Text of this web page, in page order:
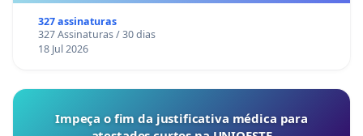
327 assinaturas
327 Assinaturas / 30 dias
18 Jul 2026
Impeça o fim da justificativa médica para